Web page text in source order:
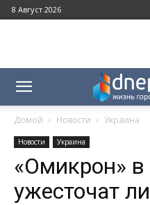
8 Август 2026
Домой Новости Украина
Новости Украина
«Омикрон» в
ужесточат